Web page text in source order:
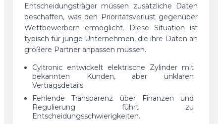
Entscheidungsträger müssen zusätzliche Daten
beschaffen, was den Prioritätsverlust gegenüber
Wettbewerbern ermöglicht. Diese Situation ist
typisch für junge Unternehmen, die ihre Daten an
größere Partner anpassen müssen.
Cyltronic entwickelt elektrische Zylinder mit
bekannten Kunden, aber unklaren
Vertragsdetails.
Fehlende Transparenz über Finanzen und
Regulierung führt zu
Entscheidungsschwierigkeiten.